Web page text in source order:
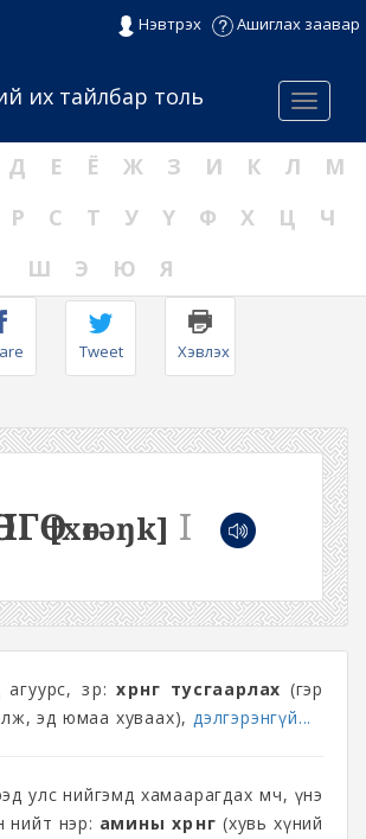
Нэвтрэх Ашиглах заавар
Menu
их тайлбар толь
Д Е Ё Ж З И К Л
М
Р С Т У Ү Ф Х Ц
Ч
Ш
Э Ю Я
Tweet Хэвлэх
[xөrəŋk] I
зөөр: хөрөнгө тусгаарлах (гэр
эд юмаа хуваах),дэлгэрэнгүй...
улс нийгэмд хамаарагдах өмч, үнэ
нийт нэр: амины хөрөнгө (хувь хүний